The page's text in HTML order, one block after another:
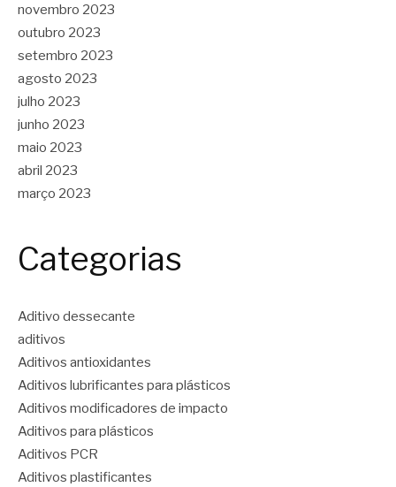
novembro 2023
outubro 2023
setembro 2023
agosto 2023
julho 2023
junho 2023
maio 2023
abril 2023
março 2023
Categorias
Aditivo dessecante
aditivos
Aditivos antioxidantes
Aditivos lubrificantes para plásticos
Aditivos modificadores de impacto
Aditivos para plásticos
Aditivos PCR
Aditivos plastificantes